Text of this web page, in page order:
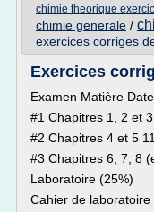
chimie theorique
chimie generale /
exercices corriges
Exercices
Examen Matière
#1 Chapitres 1, 2 et
#2 Chapitres 4 et 5
#3 Chapitres 6, 7, 8
Laboratoire (25%)
Cahier de laboratoire